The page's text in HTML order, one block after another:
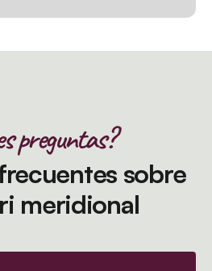
preguntas?
sobre
meridional